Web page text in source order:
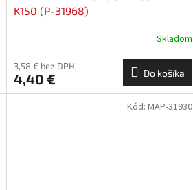
K150 (P-31968)
Skladom
3,58 € bez DPH
4,40 € Do košíka
Kód: MAP-31930